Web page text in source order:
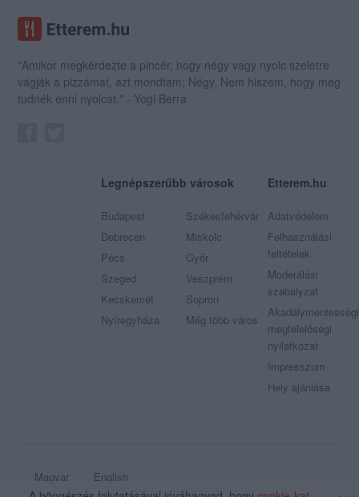
"Amikor megkérdezte a pincér, hogy négy vagy nyolc szeletre
vágják a pizzámat, azt mondtam; Négy. Nem hiszem, hogy meg
tudnék enni nyolcat." - Yogi Berra
Legnépszerűbb városok
Budapest
Debrecen
Pécs
Szeged
Kecskemét
Nyíregyháza
Székesfehérvár
Miskolc
Győr
Veszprém
Sopron
Még több város
Etterem.hu
Adatvédelem
Felhasználási
feltételek
Moderálási
szabályzat
Akadálymentességi
megfelelőségi
nyilatkozat
Impresszum
Hely ajánlása
Magyar
English